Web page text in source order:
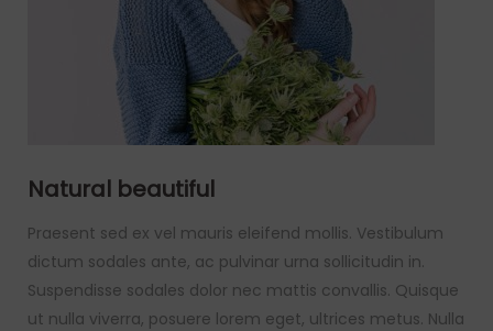
Natural beautiful
Praesent sed ex vel mauris eleifend mollis. Vestibulum
dictum sodales ante, ac pulvinar urna sollicitudin in.
Suspendisse sodales dolor nec mattis convallis. Quisque
ut nulla viverra, posuere lorem eget, ultrices metus. Nulla